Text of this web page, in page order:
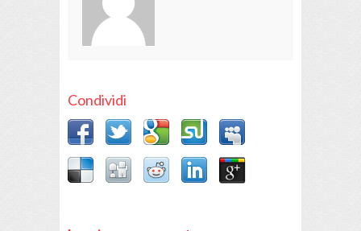
Condividi